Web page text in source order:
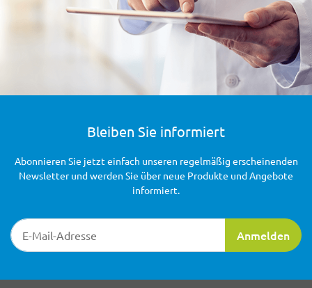
Bleiben Sie informiert
Newsletter-Registrierung
Anmelden
Abonnieren Sie jetzt einfach unseren regelmäßig erscheinenden
Newsletter und werden Sie über neue Produkte und Angebote
informiert.